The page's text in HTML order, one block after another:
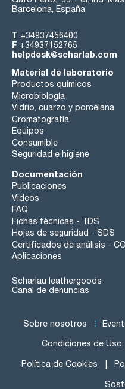
Barcelona, España
T +34937456400
F +34937152765
helpdesk@scharlab.com
Material de laboratorio
Productos químicos
Microbiología
Vidrio, cuarzo y porcelana
Cromatografía
Equipos
Consumible
Seguridad e higiene
Documentación
Publicaciones
Videos
FAQ
Fichas técnicas - TDS
Hojas de seguridad - SDS
Certificados de análisis -
Aplicaciones
Scharlau leathergoods
Canal de denuncias
Sobre nosotros
Condiciones de Uso
Política de Cookies